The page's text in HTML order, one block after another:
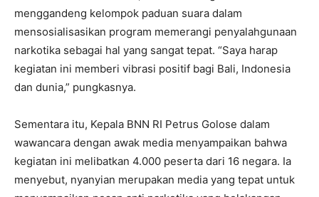
menggandeng kelompok paduan suara dalam
mensosialisasikan program memerangi penyalahgunaan
narkotika sebagai hal yang sangat tepat. “Saya harap
kegiatan ini memberi vibrasi positif bagi Bali, Indonesia
dan dunia,” pungkasnya.
Sementara itu, Kepala BNN RI Petrus Golose dalam
wawancara dengan awak media menyampaikan bahwa
kegiatan ini melibatkan 4.000 peserta dari 16 negara. Ia
menyebut, nyanyian merupakan media yang tepat untuk